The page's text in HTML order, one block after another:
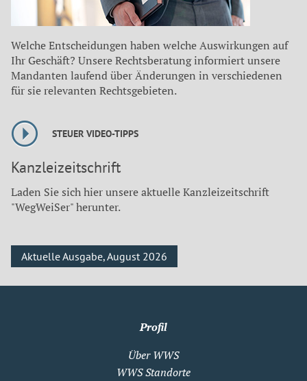
Welche Entscheidungen haben welche Auswirkungen auf
Ihr Geschäft? Unsere Rechtsberatung informiert unsere
Mandanten laufend über Änderungen in verschiedenen
für sie relevanten Rechtsgebieten.
STEUER VIDEO-TIPPS
Kanzleizeitschrift
Laden Sie sich hier unsere aktuelle Kanzleizeitschrift
"WegWeiSer" herunter.
Aktuelle Ausgabe, August 2026
Profil
Über WWS
WWS Standorte